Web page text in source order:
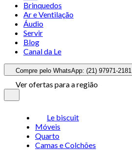
Brinquedos
Ar e Ventilação
Áudio
Servir
Blog
Canal da Le
Compre pelo WhatsApp: (21) 97971-2181
Ver ofertas para a região
Le biscuit
Móveis
Quarto
Camas e Colchões